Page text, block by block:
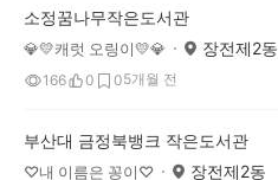
소정꿈나무작은도서관
💎💛캐럿 오링이💛💎 장전제2동
166 0 05개월 전
부산대 금정북뱅크 작은도서관
♡내 이름은 꽁이♡ 장전제2동